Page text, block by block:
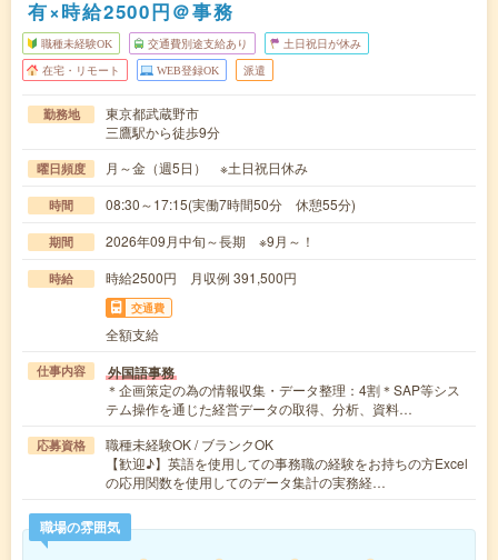
有×時給2500円＠事務
職種未経験OK 交通費別途支給あり 土日祝日が休み
在宅・リモート WEB登録OK 派遣
勤務地
東京都武蔵野市
三鷹駅から徒歩9分
曜日頻度 月～金（週5日） ※土日祝日休み
時間 08:30～17:15(実働7時間50分 休憩55分)
期間 2026年09月中旬～長期 ※9月～！
時給 時給2500円 月収例 391,500円
交通費
全額支給
仕事内容 外国語事務
＊企画策定の為の情報収集・データ整理：4割＊SAP等シス
テム操作を通じた経営データの取得、分析、資料…
応募資格
職種未経験OK / ブランクOK
【歓迎♪】英語を使用しての事務職の経験をお持ちの方Excel
の応用関数を使用してのデータ集計の実務経…
職場の雰囲気